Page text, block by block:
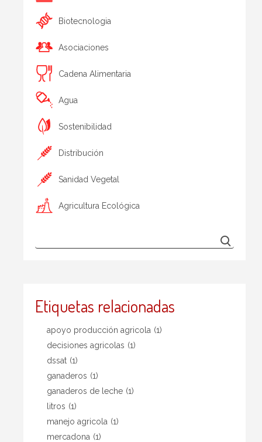
Biotecnologia
Asociaciones
Cadena Alimentaria
Agua
Sostenibilidad
Distribución
Sanidad Vegetal
Agricultura Ecológica
Etiquetas relacionadas
apoyo producción agricola (1)
decisiones agricolas (1)
dssat (1)
ganaderos (1)
ganaderos de leche (1)
litros (1)
manejo agricola (1)
mercadona (1)